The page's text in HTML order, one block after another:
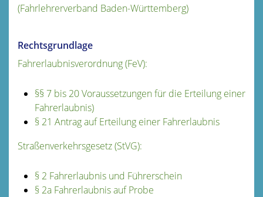
(Fahrlehrerverband Baden-Württemberg)
Rechtsgrundlage
Fahrerlaubnisverordnung (FeV):
§§ 7 bis 20 Voraussetzungen für die Erteilung einer
Fahrerlaubnis)
§ 21 Antrag auf Erteilung einer Fahrerlaubnis
Straßenverkehrsgesetz (StVG):
§ 2 Fahrerlaubnis und Führerschein
§ 2a Fahrerlaubnis auf Probe